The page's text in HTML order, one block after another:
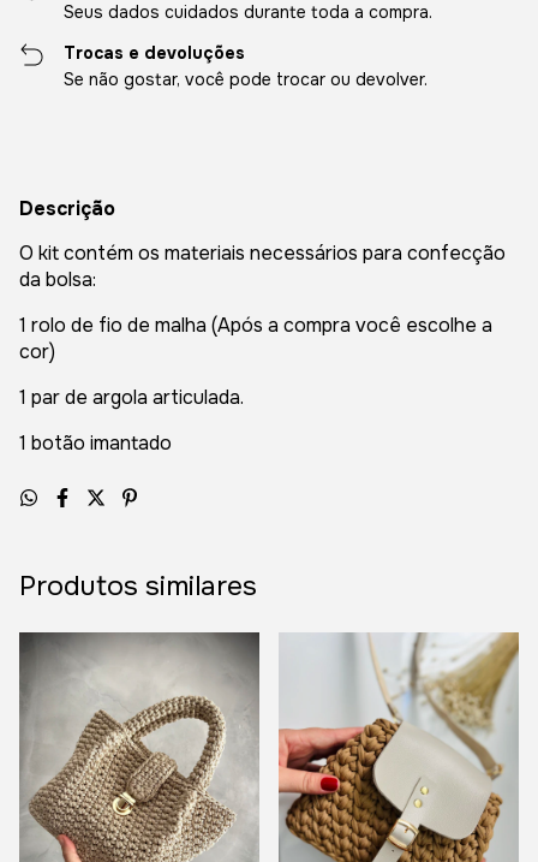
Seus dados cuidados durante toda a compra.
Trocas e devoluções
Se não gostar, você pode trocar ou devolver.
Descrição
O kit contém os materiais necessários para confecção
da bolsa:
1 rolo de fio de malha (Após a compra você escolhe a
cor)
1 par de argola articulada.
1 botão imantado
Produtos similares